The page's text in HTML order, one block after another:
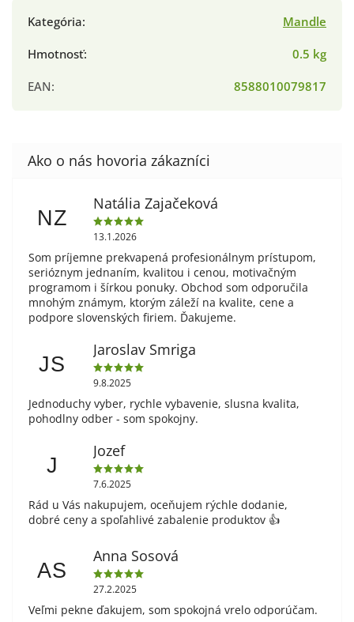
Kategória:
Mandle
Hmotnosť:
0.5 kg
EAN: 8588010079817
NZ
Natália Zajačeková
13.1.2026
Som príjemne prekvapená profesionálnym prístupom,
serióznym jednaním, kvalitou i cenou, motivačným
programom i šírkou ponuky. Obchod som odporučila
mnohým známym, ktorým záleží na kvalite, cene a
podpore slovenských firiem. Ďakujeme.
JS
Jaroslav Smriga
9.8.2025
Jednoduchy vyber, rychle vybavenie, slusna kvalita,
pohodlny odber - som spokojny.
J
Jozef
7.6.2025
Rád u Vás nakupujem, oceňujem rýchle dodanie,
dobré ceny a spoľahlivé zabalenie produktov 👍
AS
Anna Sosová
27.2.2025
Veľmi pekne ďakujem, som spokojná vrelo odporúčam.